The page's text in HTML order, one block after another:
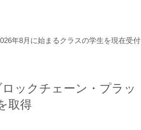
年8月に始まるクラスの学生を現在受付
ックチェーン・プラッ
取得